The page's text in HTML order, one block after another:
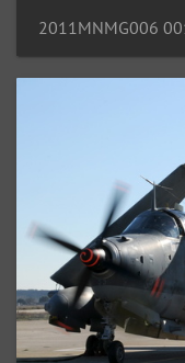
2011MNMG006